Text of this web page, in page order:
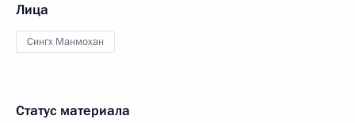
Лица
Сингх Манмохан
Статус материала